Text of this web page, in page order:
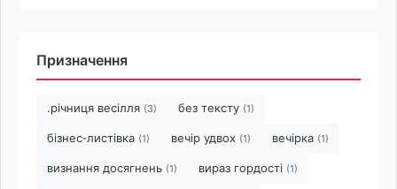
Призначення
.річниця весілля (3) без тексту (1)
бізнес‑листівка (1) вечір удвох (1) вечірка (1)
визнання досягнень (1) вираз гордості (1)